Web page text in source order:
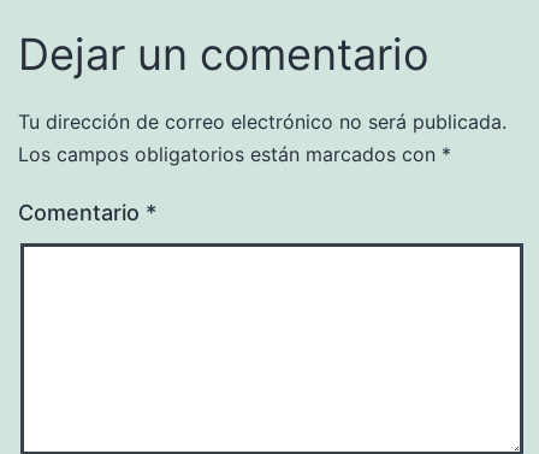
Dejar un comentario
Tu dirección de correo electrónico no será publicada.
Los campos obligatorios están marcados con *
Comentario *